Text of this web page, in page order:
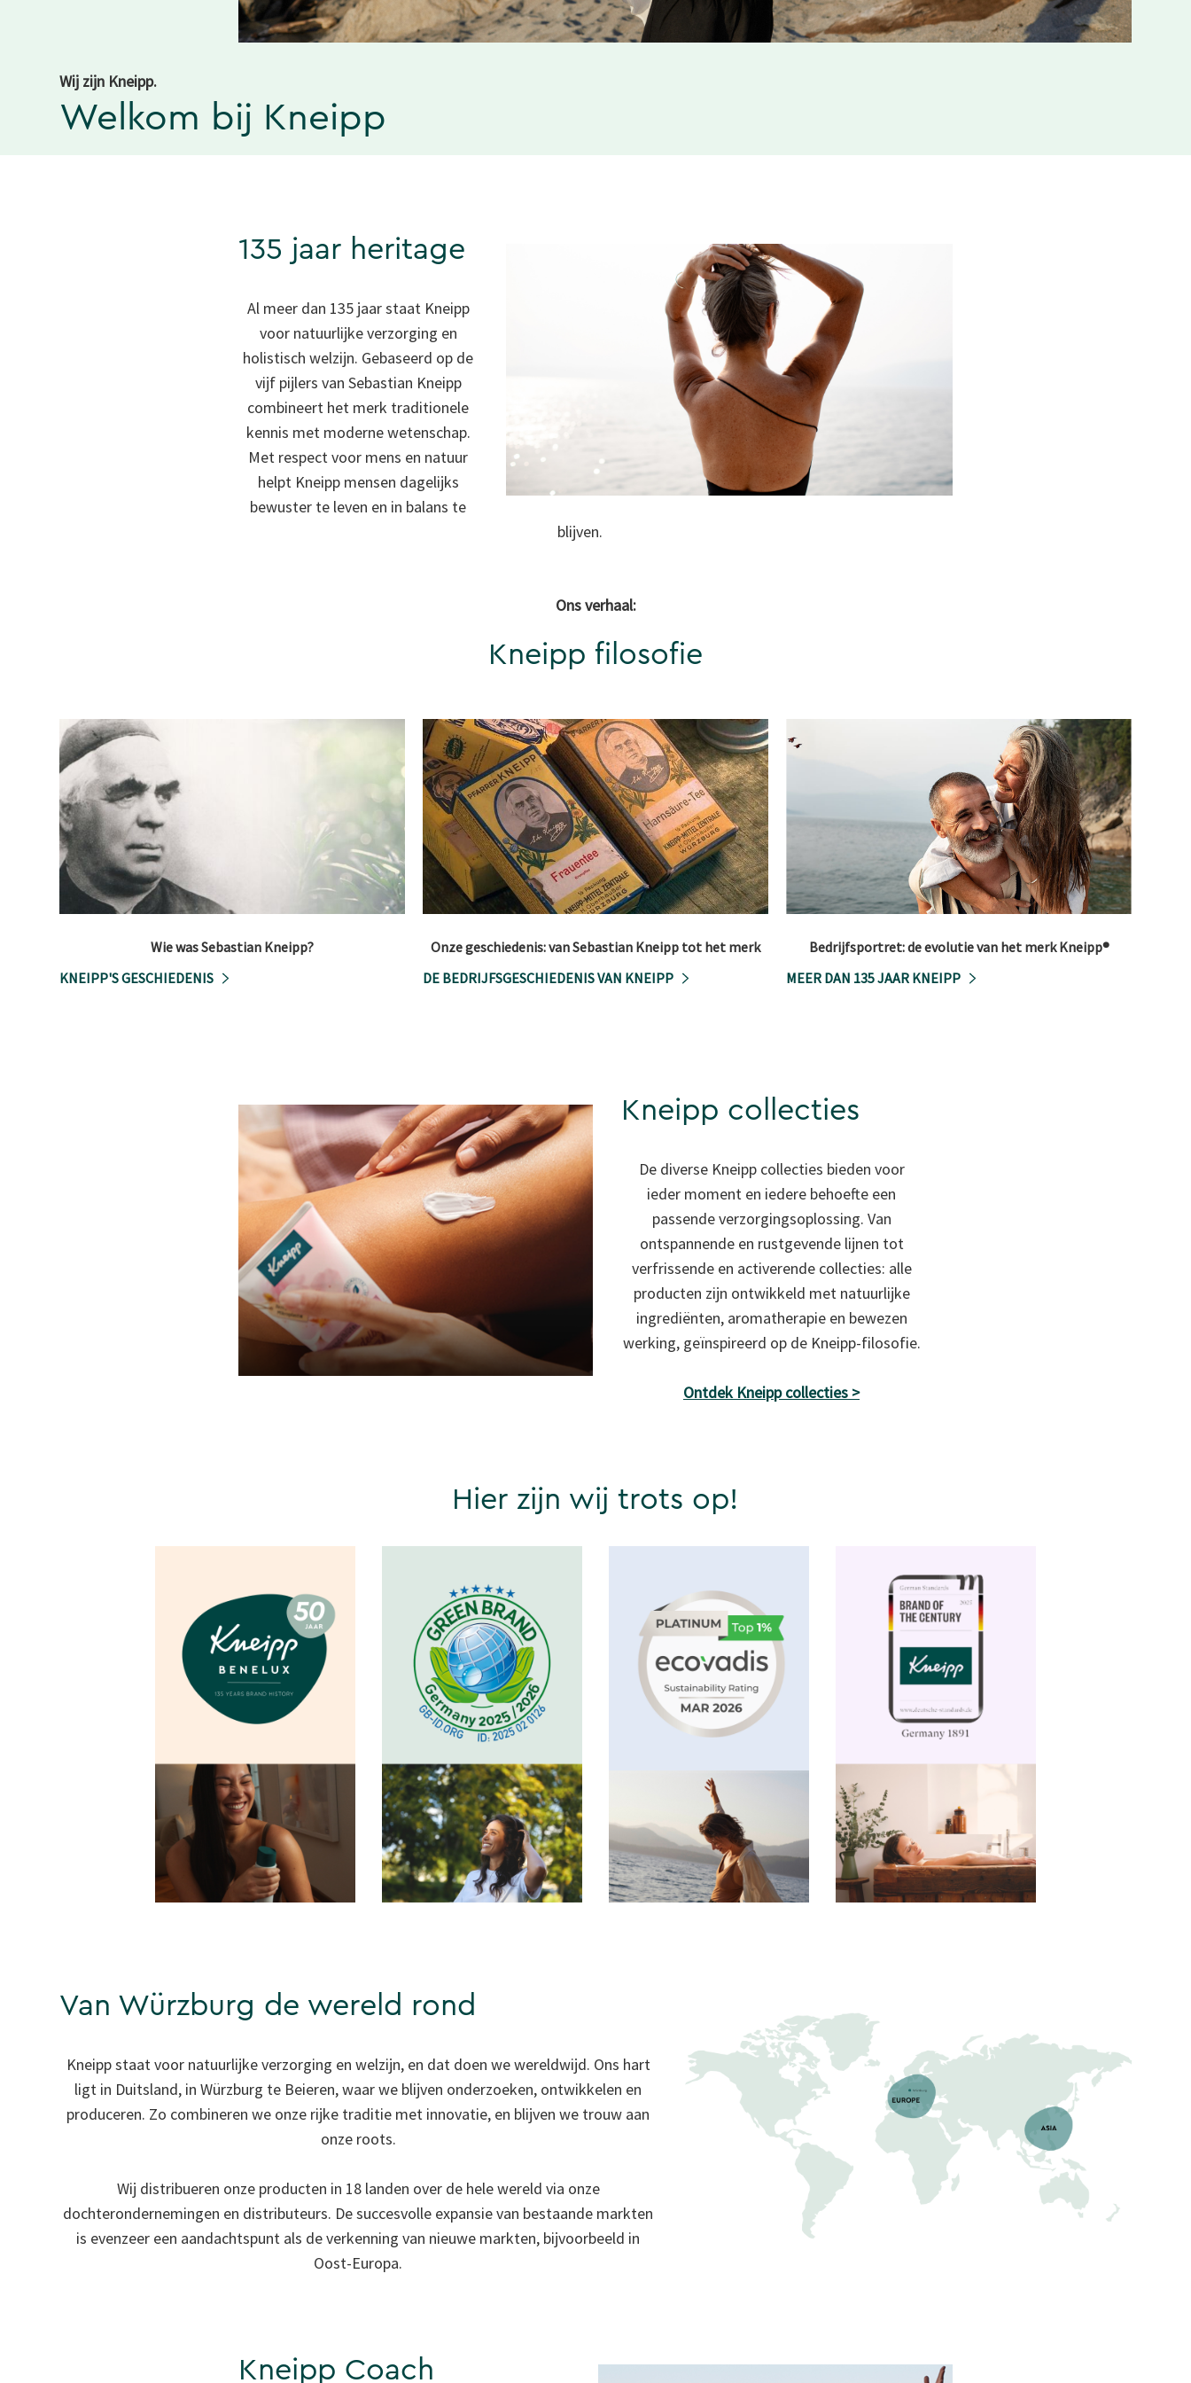
Wij zijn Kneipp.
Welkom bij Kneipp
135 jaar heritage
Al meer dan 135 jaar staat Kneipp
voor natuurlijke verzorging en
holistisch welzijn. Gebaseerd op de
vijf pijlers van Sebastian Kneipp
combineert het merk traditionele
kennis met moderne wetenschap.
Met respect voor mens en natuur
helpt Kneipp mensen dagelijks
bewuster te leven en in balans te
blijven.
Ons verhaal:
Kneipp filosofie
Wie was Sebastian Kneipp?
KNEIPP'S GESCHIEDENIS
Onze geschiedenis: van Sebastian Kneipp tot het merk
DE BEDRIJFSGESCHIEDENIS VAN KNEIPP
Bedrijfsportret: de evolutie van het merk Kneipp®
MEER DAN 135 JAAR KNEIPP
Kneipp collecties
De diverse Kneipp collecties bieden voor
ieder moment en iedere behoefte een
passende verzorgingsoplossing. Van
ontspannende en rustgevende lijnen tot
verfrissende en activerende collecties: alle
producten zijn ontwikkeld met natuurlijke
ingrediënten, aromatherapie en bewezen
werking, geïnspireerd op de Kneipp-filosofie.
Ontdek Kneipp collecties >
Hier zijn wij trots op!
Van Würzburg de wereld rond
Kneipp staat voor natuurlijke verzorging en welzijn, en dat doen we wereldwijd. Ons hart
ligt in Duitsland, in Würzburg te Beieren, waar we blijven onderzoeken, ontwikkelen en
produceren. Zo combineren we onze rijke traditie met innovatie, en blijven we trouw aan
onze roots.
Wij distribueren onze producten in 18 landen over de hele wereld via onze
dochterondernemingen en distributeurs. De succesvolle expansie van bestaande markten
is evenzeer een aandachtspunt als de verkenning van nieuwe markten, bijvoorbeeld in
Oost-Europa.
Kneipp Coach